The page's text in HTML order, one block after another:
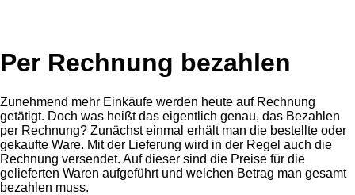
Per Rechnung bezahlen
Zunehmend mehr Einkäufe werden heute auf Rechnung
getätigt. Doch was heißt das eigentlich genau, das Bezahlen
per Rechnung? Zunächst einmal erhält man die bestellte oder
gekaufte Ware. Mit der Lieferung wird in der Regel auch die
Rechnung versendet. Auf dieser sind die Preise für die
gelieferten Waren aufgeführt und welchen Betrag man gesamt
bezahlen muss.